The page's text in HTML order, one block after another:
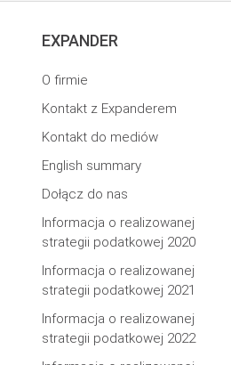
EXPANDER
O firmie
Kontakt z Expanderem
Kontakt do mediów
English summary
Dołącz do nas
Informacja o realizowanej
strategii podatkowej 2020
Informacja o realizowanej
strategii podatkowej 2021
Informacja o realizowanej
strategii podatkowej 2022